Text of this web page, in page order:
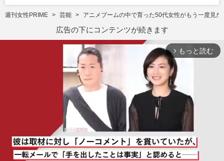
週刊女性PRIME 芸能 アニメブームの中で育った50代女性がもう一度見
広告の下にコンテンツが続きます
arrow_forward_ios もっと読む